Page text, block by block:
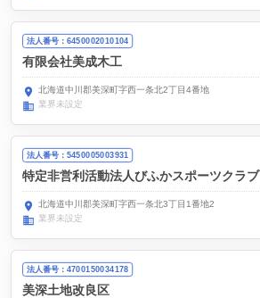
法人番号：6450002010104
有限会社美成木工
北海道中川郡美深町字西一条北2丁目4番地
業界未設定
法人番号：5450005003931
特定非営利活動法人びふかスポーツクラブ
北海道中川郡美深町字西一条北3丁目1番地2
業界未設定
法人番号：4700150034178
美深土地改良区